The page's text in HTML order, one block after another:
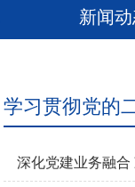
新闻
学习贯彻党的
深化党建业务融